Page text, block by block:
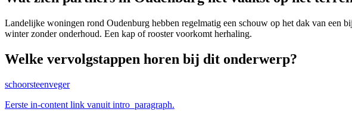
Landelijke woningen rond Oudenburg hebben regelmatig een schouw op het dak van een
winter zonder onderhoud. Een kap of rooster voorkomt herhaling.
Welke vervolgstappen horen bij dit onderwerp?
schoorsteenveger
Eerste in-content link vanuit intro_paragraph.